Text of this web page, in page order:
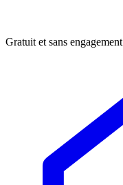
Gratuit et sans engagement